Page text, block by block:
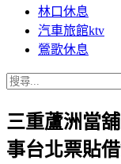
林口休息
汽車旅館ktv
鶯歌休息
搜
關
鍵
字:
三重蘆洲當
事台北票貼